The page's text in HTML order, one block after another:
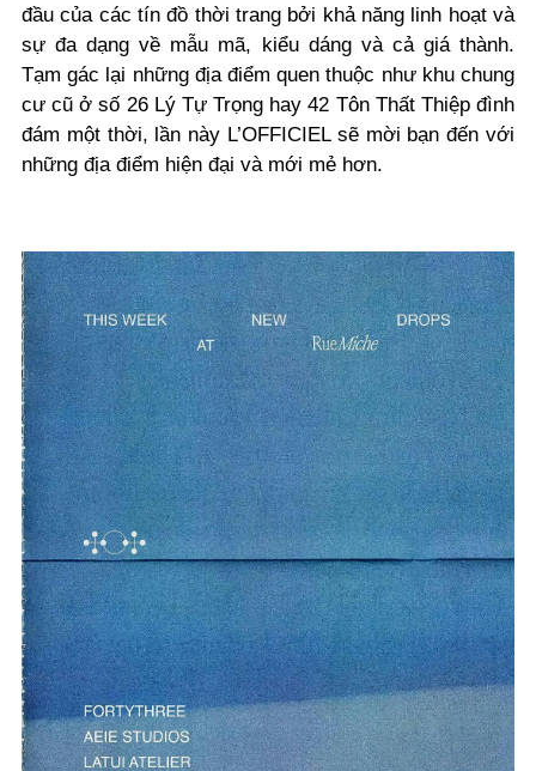
đầu của các tín đồ thời trang bởi khả năng linh hoạt và
sự đa dạng về mẫu mã, kiểu dáng và cả giá thành.
Tạm gác lại những địa điểm quen thuộc như khu chung
cư cũ ở số 26 Lý Tự Trọng hay 42 Tôn Thất Thiệp đình
đám một thời, lần này L’OFFICIEL sẽ mời bạn đến với
những địa điểm hiện đại và mới mẻ hơn.